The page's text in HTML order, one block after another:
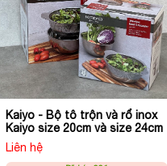
Kaiyo - Bộ tô trộn và rổ inox
Kaiyo size 20cm và size 24cm
Liên hệ